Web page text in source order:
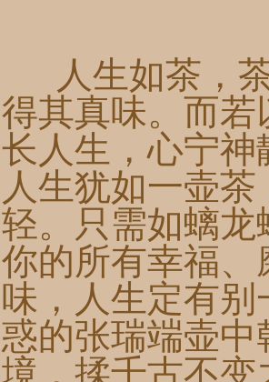
人生如茶，茶
得其真味。而
长人生，心宁
人生犹如一壶
轻。只需如螭
你的所有幸福
味，人生定有
惑的张瑞端壶
境，揉千古不